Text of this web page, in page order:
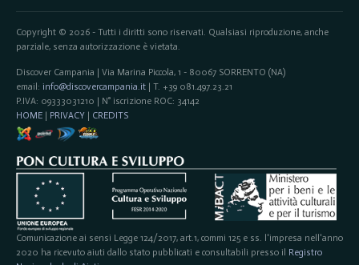
Copyright © 2026 - Tutti i diritti sono riservati. Qualsiasi riproduzione, anche
parziale, senza autorizzazione è vietata.
Discover Campania | Via Marina Piccola, 1 - 80067 SORRENTO (NA)
email: info@discovercampania.it| T. +39 081.497.23.21
P.IVA: 09333031210 | N° iscrizione ROC: 34142
HOME| PRIVACY | CREDITS
Comunicazione ai sensi Legge 124/2017, art.1, commi 125 e ss. l'impresa nell'anno
2020 ha ricevuto aiuti dallo stato pubblicati e consultabili presso il Registro